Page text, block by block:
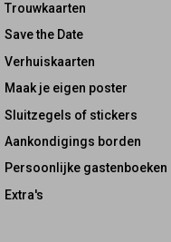
Trouwkaarten
Save the Date
Verhuiskaarten
Maak je eigen poster
Sluitzegels of stickers
Aankondigings borden
Persoonlijke gastenboeken
Extra's